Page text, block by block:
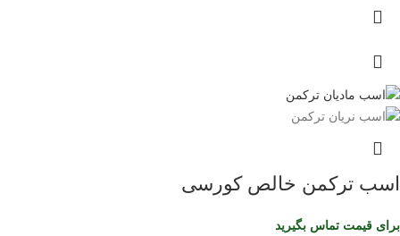
اسب ترکمن خالص کورسی
برای قیمت تماس بگیرید